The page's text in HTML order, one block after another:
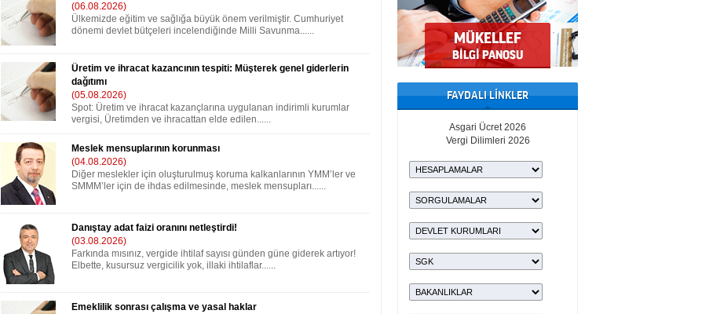
(06.08.2026)
Ülkemizde eğitim ve sağlığa büyük önem verilmiştir. Cumhuriyet
dönemi devlet bütçeleri incelendiğinde Milli Savunma......
Üretim ve ihracat kazancının tespiti: Müşterek genel giderlerin
dağıtımı
(05.08.2026)
Spot: Üretim ve ihracat kazançlarına uygulanan indirimli kurumlar
vergisi, Üretimden ve ihracattan elde edilen......
Meslek mensuplarının korunması
(04.08.2026)
Diğer meslekler için oluşturulmuş koruma kalkanlarının YMM’ler ve
SMMM’ler için de ihdas edilmesinde, meslek mensupları......
Danıştay adat faizi oranını netleştirdi!
(03.08.2026)
Farkında mısınız, vergide ihtilaf sayısı günden güne giderek artıyor!
Elbette, kusursuz vergicilik yok, illaki ihtilaflar......
Emeklilik sonrası çalışma ve yasal haklar
FAYDALI LİNKLER
Asgari Ücret 2026
Vergi Dilimleri 2026